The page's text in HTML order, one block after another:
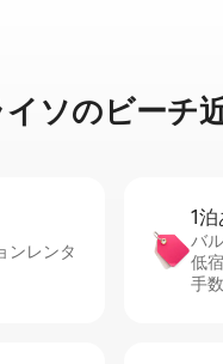
ソのビ⁠ー⁠チ⁠
ンレンタ
1
バ
低
手